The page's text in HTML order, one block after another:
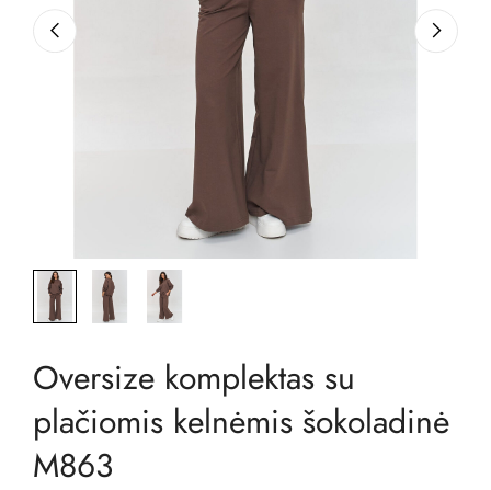
Oversize komplektas su
plačiomis kelnėmis šokoladinė
M863